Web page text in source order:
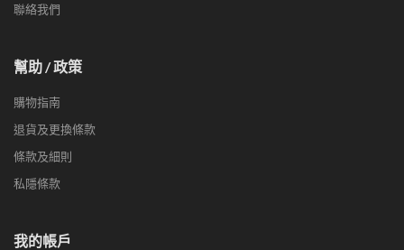
聯絡我們
幫助 / 政策
購物指南
退貨及更換條款
條款及細則
私隱條款
我的帳戶